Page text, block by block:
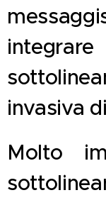
invasiva
Molto